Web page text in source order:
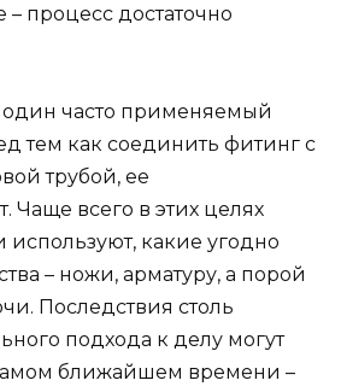
– процесс достаточно
часто применяемый
тем как соединить фитинг с
трубой, ее
Чаще всего в этих целях
используют, какие угодно
– ножи, арматуру, а порой
Последствия столь
подхода к делу могут
ближайшем времени –